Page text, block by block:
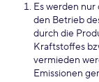
Es werden nur
den Betrieb
durch die
Kraftstoffes
vermieden
Emissionen